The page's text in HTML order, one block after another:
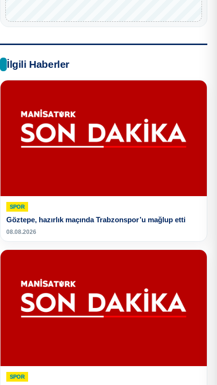
İlgili Haberler
SPOR
Göztepe, hazırlık maçında Trabzonspor’u mağlup etti
08.08.2026
SPOR